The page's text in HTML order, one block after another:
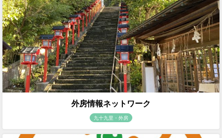
外房情報ネットワーク
九十九里・外房